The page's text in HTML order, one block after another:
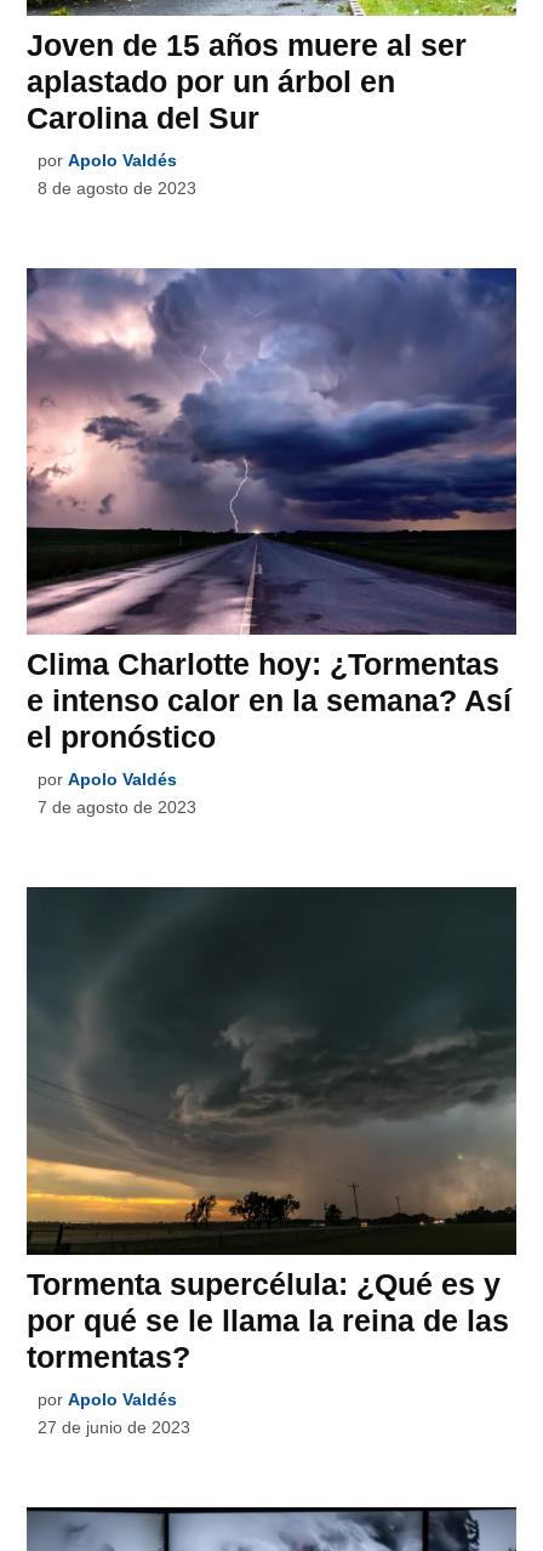
Joven de 15 años muere al ser
aplastado por un árbol en
Carolina del Sur
por Apolo Valdés
8 de agosto de 2023
Clima Charlotte hoy: ¿Tormentas
e intenso calor en la semana? Así
el pronóstico
por Apolo Valdés
7 de agosto de 2023
Tormenta supercélula: ¿Qué es y
por qué se le llama la reina de las
tormentas?
por Apolo Valdés
27 de junio de 2023